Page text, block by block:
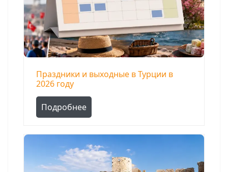
Праздники и выходные в Турции в
2026 году
Подробнее